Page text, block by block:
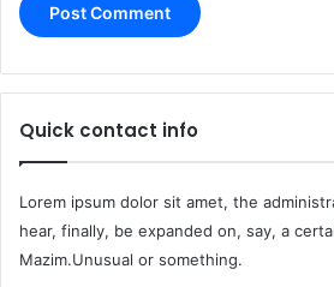
Quick contact info
Lorem ipsum dolor sit amet, the
hear, finally, be expanded on, say, a
Mazim.Unusual or something.